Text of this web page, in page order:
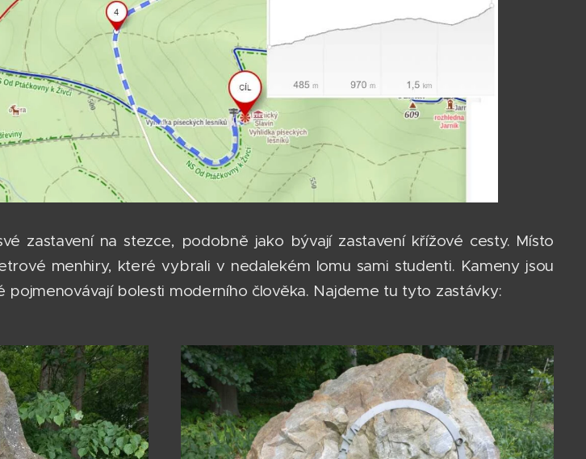
zastavení na stezce, podobně jako bývají zastavení křížové cesty. Místo
menhiry, které vybrali v nedalekém lomu sami studenti. Kameny jsou
pojmenovávají bolesti moderního člověka. Najdeme tu tyto zastávky: